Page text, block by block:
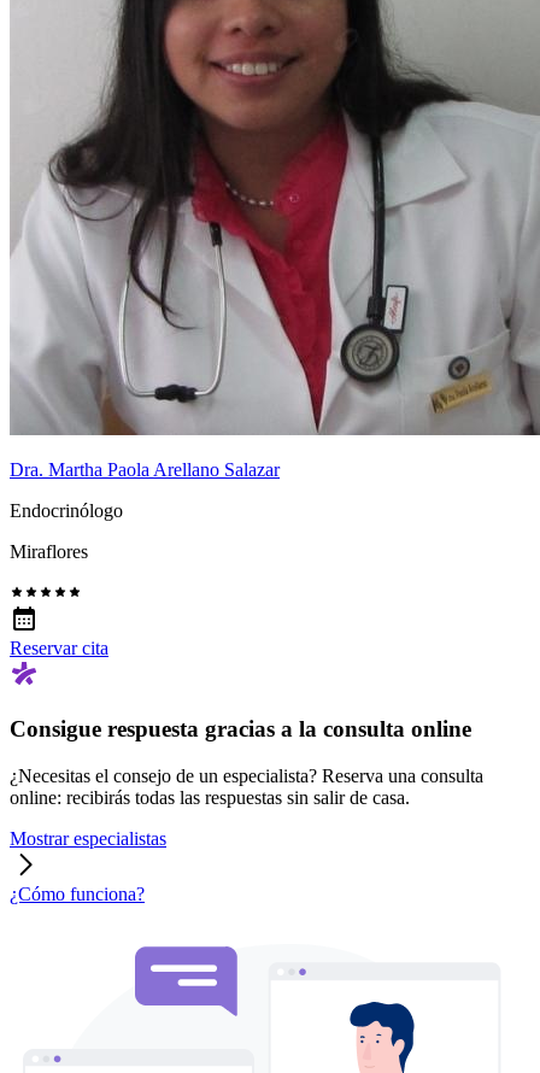
Dra. Martha Paola Arellano Salazar
Endocrinólogo
Miraflores
Reservar cita
Consigue respuesta gracias a la consulta online
¿Necesitas el consejo de un especialista? Reserva una consulta
online: recibirás todas las respuestas sin salir de casa.
Mostrar especialistas
¿Cómo funciona?